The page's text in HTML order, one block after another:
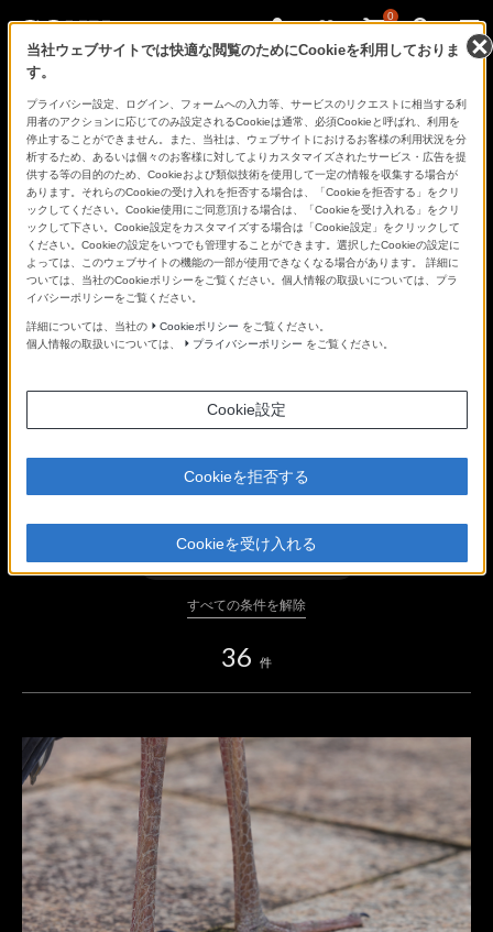
0
あ、
見
た
こ
と
の
な
い
世
界
へ。
α
Universe
NEWS
記事一覧
テーマ
野鳥
レンズ・アクセサリー
すべての条件を解除
36 件
当社ウェブサイトでは快適な閲覧のためにCookieを利用しておりま
す。
プライバシー設定、ログイン、フォームへの入力等、サービスのリクエストに相当する利
用者のアクションに応じてのみ設定されるCookieは通常、必須Cookieと呼ばれ、利用を
停止することができません。また、当社は、ウェブサイトにおけるお客様の利用状況を分
析するため、あるいは個々のお客様に対してよりカスタマイズされたサービス・広告を提
供する等の目的のため、Cookieおよび類似技術を使用して一定の情報を収集する場合が
あります。それらのCookieの受け入れを拒否する場合は、「Cookieを拒否する」をクリ
ックしてください。Cookie使用にご同意頂ける場合は、「Cookieを受け入れる」をクリ
ックして下さい。Cookie設定をカスタマイズする場合は「Cookie設定」をクリックして
ください。Cookieの設定をいつでも管理することができます。選択したCookieの設定に
よっては、このウェブサイトの機能の一部が使用できなくなる場合があります。 詳細に
ついては、当社のCookieポリシーをご覧ください。個人情報の取扱いについては、プラ
イバシーポリシーをご覧ください。
詳細については、当社の Cookieポリシー をご覧ください。
個人情報の取扱いについては、
プライバシーポリシー をご覧ください。
Cookie設定
Cookieを拒否する
Cookieを受け入れる